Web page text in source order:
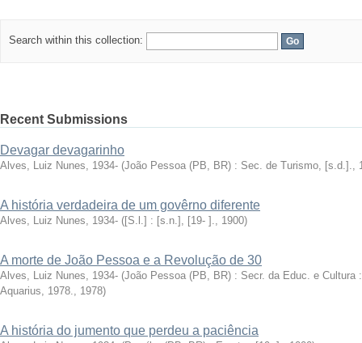
Search within this collection:
Recent Submissions
Devagar devagarinho
Alves, Luiz Nunes, 1934- (João Pessoa (PB, BR) : Sec. de Turismo, [s.d.].,
A história verdadeira de um govêrno diferente
Alves, Luiz Nunes, 1934- ([S.l.] : [s.n.], [19- ]., 1900)
A morte de João Pessoa e a Revolução de 30
Alves, Luiz Nunes, 1934- (João Pessoa (PB, BR) : Secr. da Educ. e Cultura
Aquarius, 1978., 1978)
A história do jumento que perdeu a paciência